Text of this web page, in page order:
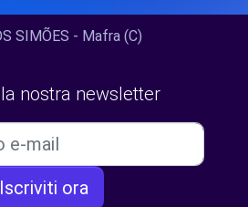
SIMÕES - Mafra (C)
nostra newsletter
Iscriviti ora